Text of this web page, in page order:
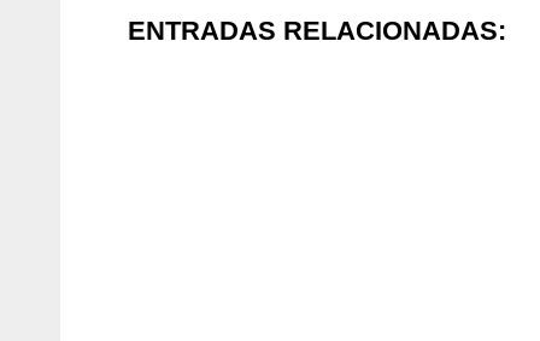
ENTRADAS RELACIONADAS: